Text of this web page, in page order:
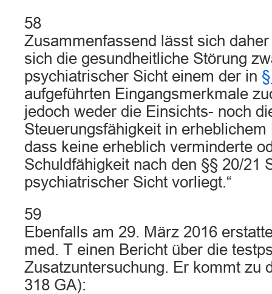
58
Zusammenfassend lässt sich
sich die gesundheitliche Störung
psychiatrischer Sicht einem der in
aufgeführten Eingangsmerkmale
jedoch weder die Einsichts- noch
Steuerungsfähigkeit in
dass keine erheblich verminderte
Schuldfähigkeit nach den §§ 20/21
psychiatrischer Sicht vorliegt.“
59
Ebenfalls am 29. März 2016
med. T einen Bericht über die
Zusatzuntersuchung. Er kommt zu
318 GA):